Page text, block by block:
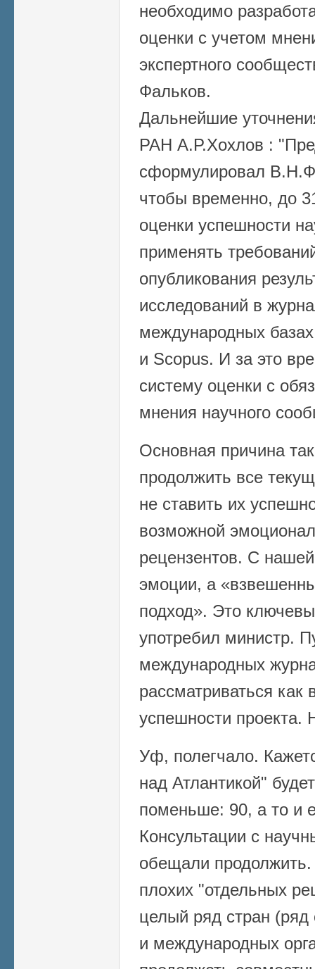
необходимо
оценки с учетом
экспертного
Фальков.
Дальнейшие
РАН А.Р.Хохлов : "
сформулировал
чтобы временно, до
оценки успешности
применять
опубликования
исследований в
международных
и Scopus. И за это
систему оценки с
мнения научного
Основная причина
продолжить все
не ставить их
возможной
рецензентов. С
эмоции, а
подход». Это
употребил министр.
международных
рассматриваться как
успешности проекта.
Уф, полегчало.
над Атлантикой"
поменьше: 90, а то и
Консультации с
обещали
плохих "отдельных
целый ряд стран
и международных